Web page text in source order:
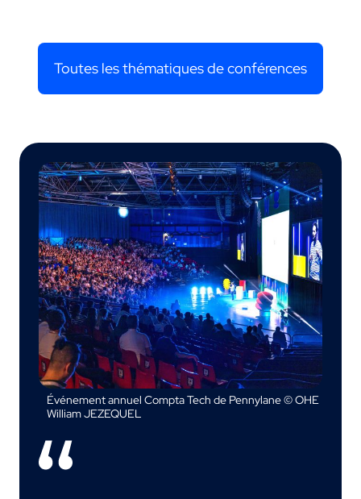
Toutes les thématiques de conférences
Événement annuel Compta Tech de Pennylane © OHE
William JEZEQUEL